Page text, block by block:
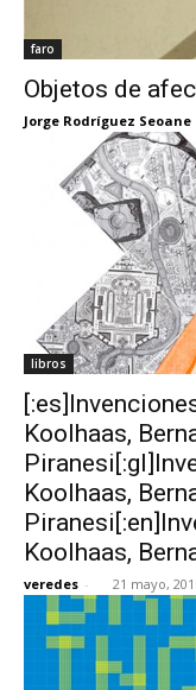
faro
Objetos de
Jorge Rodríguez Seoane
libros
Koolhaas,
Koolhaas,
Koolhaas,
veredes - 21 mayo,